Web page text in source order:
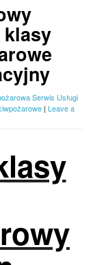
Serwis Usługi
| Leave a